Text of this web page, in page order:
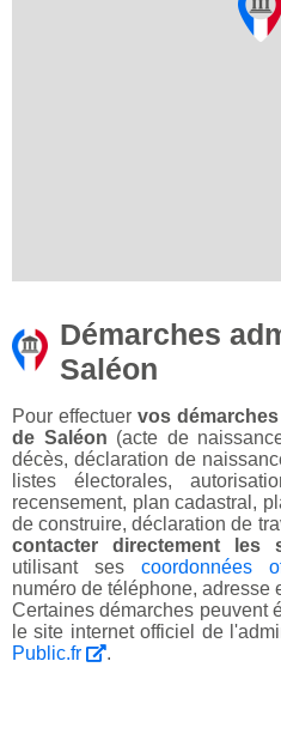
Démarches
Saléon
Pour effectuervos
de Saléon (acte de
décès, déclaration de
listes électorales,
recensement, plan cadastral,
de construire, déclaration de
contacter directement les
utilisant ses coordonnées
numéro de téléphone, adresse
Certaines démarches peuvent
le site internet officiel de
Public.fr
.